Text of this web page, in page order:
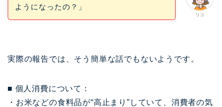
リコ
ようになったの？」
実際の報告では、そう簡単な話でもないようです。
■ 個人消費について：
・お米などの食料品が“高止まり”していて、消費者の気